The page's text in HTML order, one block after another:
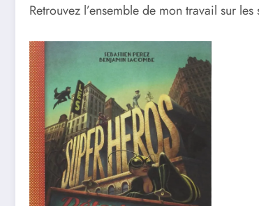
Retrouvez l’ensemble de mon travail sur les